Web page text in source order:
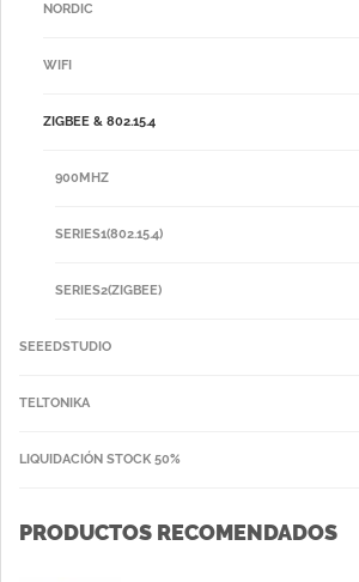
NORDIC
WIFI
ZIGBEE & 802.15.4
900MHZ
SERIES1(802.15.4)
SERIES2(ZIGBEE)
SEEEDSTUDIO
TELTONIKA
LIQUIDACIÓN STOCK 50%
PRODUCTOS RECOMENDADOS